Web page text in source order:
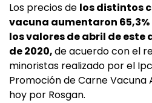
Los precios de los distintos
vacuna aumentaron
los valores de abril de este
de 2020,de acuerdo con el
minoristas realizado por el
Promoción de Carne
hoy por Rosgan.